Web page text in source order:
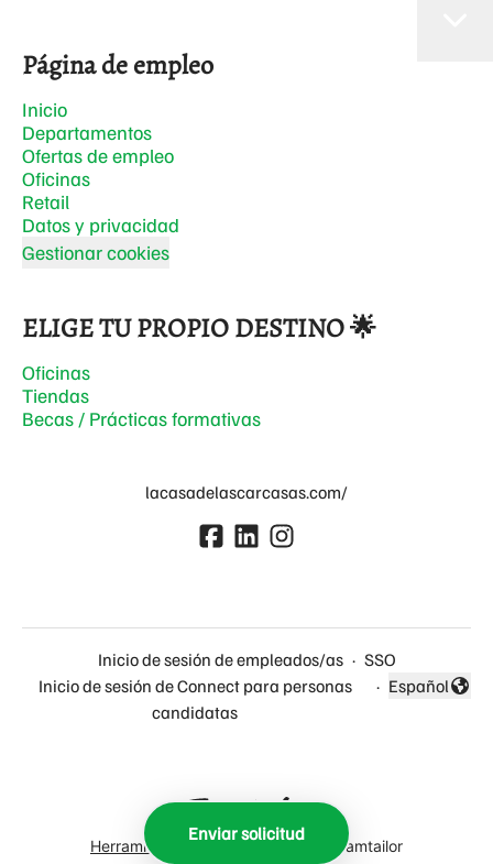
Enviar solicitud
Página de empleo
Inicio
Departamentos
Ofertas de empleo
Oficinas
Retail
Datos y privacidad
Gestionar cookies
ELIGE TU PROPIO DESTINO 🌟
Oficinas
Tiendas
Becas / Prácticas formativas
lacasadelascarcasas.com/
Inicio de sesión de empleados/as · SSO
Inicio de sesión de Connect para personas
candidatas
·
Cambiar
Español
Herramientas de seguimientode Teamtailor